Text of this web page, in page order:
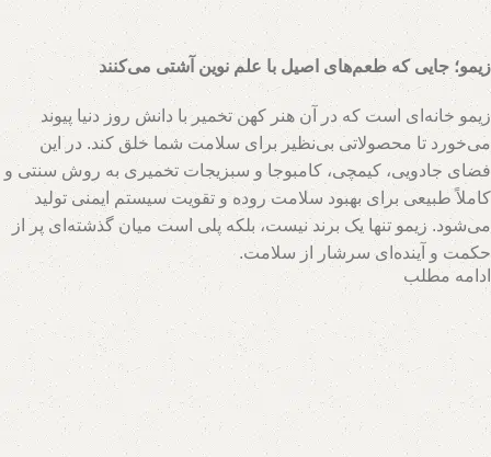
زیمو؛ جایی که طعم‌های اصیل با علم نوین آشتی می‌کنند
زیمو خانه‌ای است که در آن هنر کهن تخمیر با دانش روز دنیا پیوند
می‌خورد تا محصولاتی بی‌نظیر برای سلامت شما خلق کند. در این
فضای جادویی، کیمچی، کامبوجا و سبزیجات تخمیری به روش سنتی و
کاملاً طبیعی برای بهبود سلامت روده و تقویت سیستم ایمنی تولید
می‌شود. زیمو تنها یک برند نیست، بلکه پلی است میان گذشته‌ای پر از
حکمت و آینده‌ای سرشار از سلامت.
تیم متخصصان زیمو با بهره‌گیری از روش‌های نوین و حفظ اصالت
فرآیندهای تخمیر، محصولاتی با بالاترین سطح خواص تغذیه‌ای تولید
می‌کند. اینجا جایی است که هر قطره سرکه سیب، هر برگ سبزی
تخمیری و هر جرعه نوشیدنی پروبیوتیک، داستانی از عشق به طبیعت و
علاقه به سلامت انسان روایت می‌کند. با زیمو، شما نه تنها محصولی
خریداری می‌کنید، بلکه سبک زندگی‌ای طبیعی و پایدار را انتخاب
ادامه مطلب